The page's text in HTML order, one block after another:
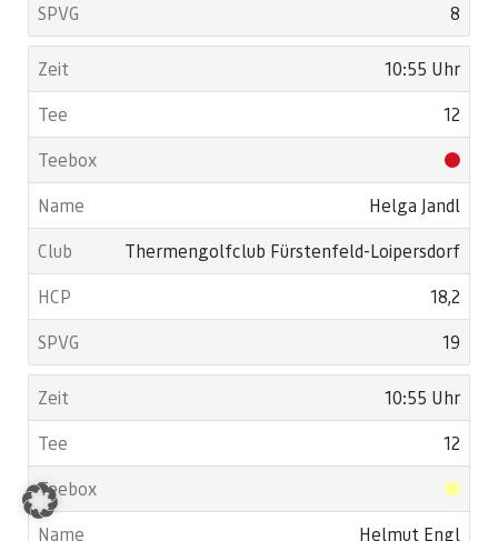
8
10:55 Uhr
12
Helga Jandl
Thermengolfclub Fürstenfeld-Loipersdorf
18,2
19
10:55 Uhr
12
Helmut Engl